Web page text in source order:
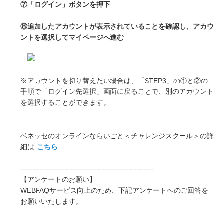
⑦「ログイン」ボタンを押下
⑧追加したアカウントが表示されていることを確認し、アカウ
ントを選択してマイページへ進む
※アカウントを切り替えたい場合は、「STEP3」の①と②の
手順で「ログイン先選択」画面に戻ることで、別のアカウント
を選択することができます。
ベネッセのオンラインならいごと＜チャレンジスクール＞の詳
細は こちら
------------------------------------------------------
【アンケートのお願い】
WEBFAQサービス向上のため、下記アンケートへのご回答を
お願いいたします。